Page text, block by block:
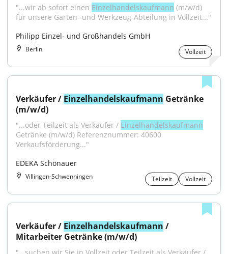
"...wir ab sofort einen Einzelhandelskaufmann (m/w/d)
für unsere Garten- und Werkzeug-Abteilung in Vollzeit..."
Philipp Einzel- und Großhandels GmbH
Berlin Vollzeit
Verkäufer / Einzelhandelskaufmann Getränke
(m/w/d)
"...oder Teilzeit als Verkäufer / Einzelhandelskaufmann
Getränke (m/w/d) Referenznummer: 40600
Verkaufsförderung..."
EDEKA Schönauer
Villingen-Schwenningen Teilzeit Vollzeit
Verkäufer / Einzelhandelskaufmann /
Mitarbeiter Getränke (m/w/d)